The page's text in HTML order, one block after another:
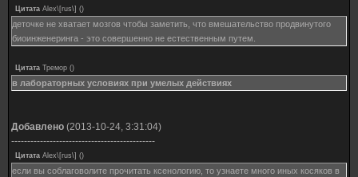
Цитата Alex\[rus\] ()
деточке не хватает мозгов чтобы заметить, что вмешательство продвинутого
биоинженеринга - это совершенно не естественным путем.
Цитата Тремор ()
в лабораторных условиях при умелых действиях
Добавлено (2013-10-24, 3:31:04)
---------------------------------------------
Цитата Alex\[rus\] ()
если вы соблаговолите прочитать ксенологию, то узнаете много иных косяков в